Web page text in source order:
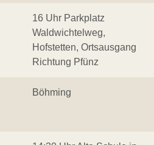
16 Uhr Parkplatz
Waldwichtelweg,
Hofstetten, Ortsausgang
Richtung Pfünz
Böhming